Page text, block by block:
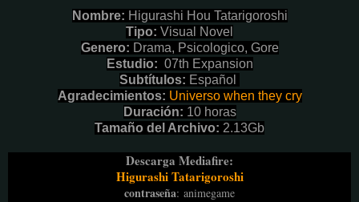
Nombre: Higurashi Hou Tatarigoroshi
Tipo: Visual Novel
Genero: Drama, Psicologico, Gore
Estudio: 07th Expansion
Subtítulos: Español
Agradecimientos: Universo when they cry
Duración: 10 horas
Tamaño del Archivo: 2.13Gb
Descarga Mediafire:
Higurashi Tatarigoroshi
contraseña: animegame